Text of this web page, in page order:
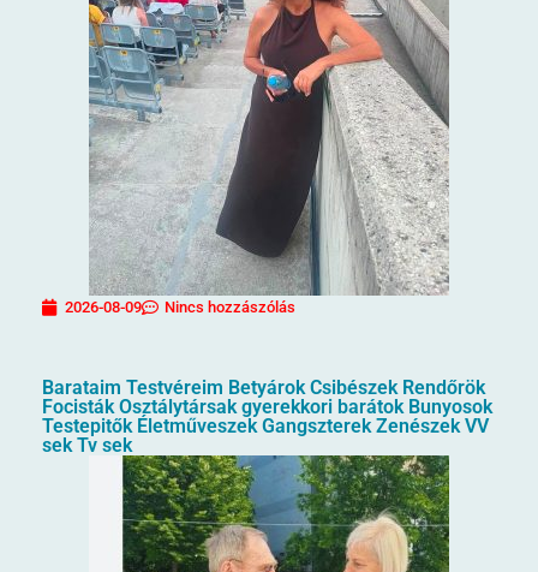
2026-08-09 Nincs hozzászólás
Barataim Testvéreim Betyárok Csibészek Rendőrök
Focisták Osztálytársak gyerekkori barátok Bunyosok
Testepitők Életműveszek Gangszterek Zenészek VV
sek Tv sek